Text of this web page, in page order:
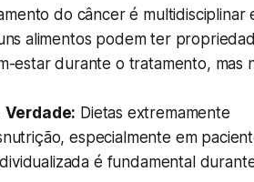
do câncer é multidisciplinar
alimentos podem ter
estar durante o tratamento, mas
Verdade: Dietas extremamente
especialmente em
é fundamental